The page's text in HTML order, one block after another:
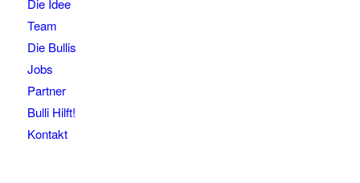
Die Idee
Team
Die Bullis
Jobs
Partner
Bulli Hilft!
Kontakt